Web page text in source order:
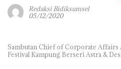
Redaksi Bidiksumsel
05/12/2020
Sambutan Chief of Corporate Affairs
Festival Kampung Berseri Astra &